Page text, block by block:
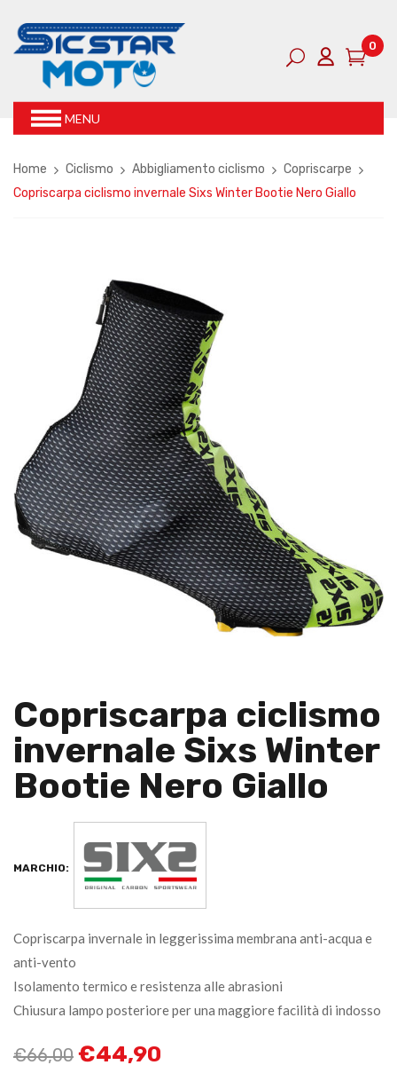
0
MENU
Home Ciclismo Abbigliamento ciclismo
Copriscarpe
Copriscarpa ciclismo invernale Sixs Winter Bootie Nero Giallo
Copriscarpa ciclismo
invernale Sixs Winter
Bootie Nero Giallo
MARCHIO:
Copriscarpa invernale in leggerissima membrana anti-acqua e
anti-vento
Isolamento termico e resistenza alle abrasioni
Chiusura lampo posteriore per una maggiore facilità di indosso
€66,00 €44,90